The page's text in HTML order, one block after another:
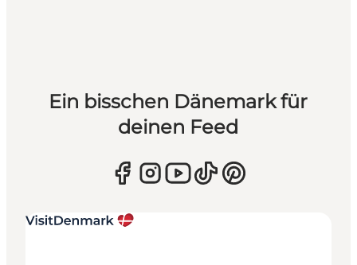
Ein bisschen Dänemark für
deinen Feed